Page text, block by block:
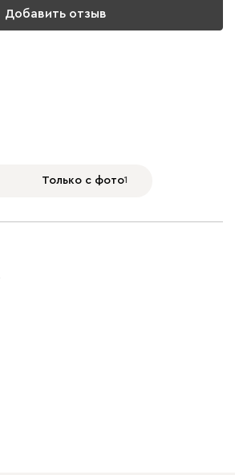
Добавить отзыв
Только с фото1